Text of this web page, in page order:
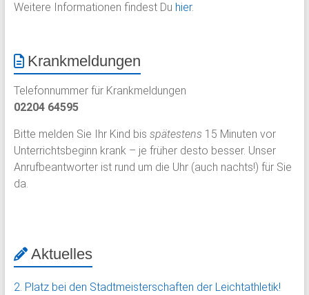
Weitere Informationen findest Du hier.
Krankmeldungen
Telefonnummer für Krankmeldungen
02204 64595
Bitte melden Sie Ihr Kind bis spätestens 15 Minuten vor
Unterrichtsbeginn krank – je früher desto besser. Unser
Anrufbeantworter ist rund um die Uhr (auch nachts!) für Sie
da.
Aktuelles
2. Platz bei den Stadtmeisterschaften der Leichtathletik!